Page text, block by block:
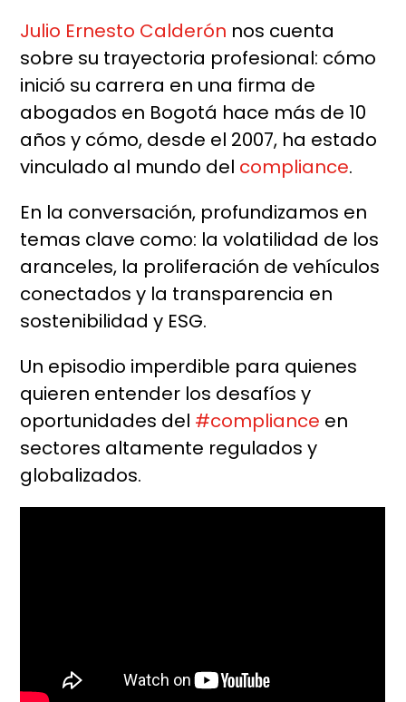
Julio Ernesto Calderón nos cuenta
sobre su trayectoria profesional: cómo
inició su carrera en una firma de
abogados en Bogotá hace más de 10
años y cómo, desde el 2007, ha estado
vinculado al mundo del compliance.
En la conversación, profundizamos en
temas clave como: la volatilidad de los
aranceles, la proliferación de vehículos
conectados y la transparencia en
sostenibilidad y ESG.
Un episodio imperdible para quienes
quieren entender los desafíos y
oportunidades del #compliance en
sectores altamente regulados y
globalizados.